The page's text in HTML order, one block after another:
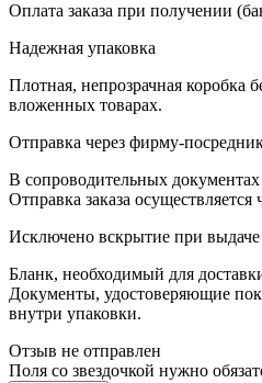
Оплата заказа при получении
Надежная упаковка
Плотная, непрозрачная коробка
вложенных товарах.
Отправка через фирму-
В сопроводительных документах
Отправка заказа осуществляется
Исключено вскрытие при выдаче
Бланк, необходимый для
Документы, удостоверяющие
внутри упаковки.
Отзыв не отправлен
Поля со звездочкой нужно